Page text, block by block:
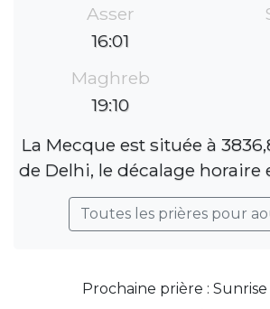
Asser
16:01
Maghreb
19:10
La Mecque est située à
de Delhi, le décalage horaire
Toutes les prières pour
Prochaine prière :